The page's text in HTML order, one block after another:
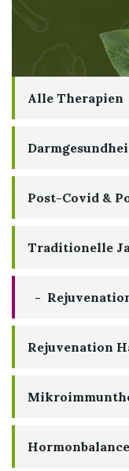
Alle Therapien
Post-Covid &
Traditionelle
Rejuvenation
Hormonbalance